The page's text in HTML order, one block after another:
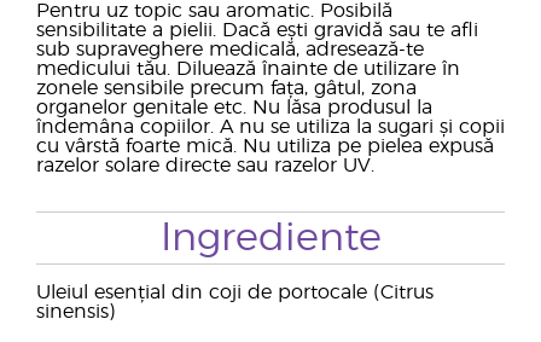
Pentru uz topic sau aromatic. Posibilă
sensibilitate a pielii. Dacă ești gravidă sau te afli
sub supraveghere medicală, adresează-te
medicului tău. Diluează înainte de utilizare în
zonele sensibile precum fața, gâtul, zona
organelor genitale etc. Nu lăsa produsul la
îndemâna copiilor. A nu se utiliza la sugari și copii
cu vârstă foarte mică. Nu utiliza pe pielea expusă
razelor solare directe sau razelor UV.
Ingrediente
Uleiul esențial din coji de portocale (Citrus
sinensis)